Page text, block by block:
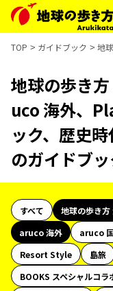
TOP ガイドブック 地
地球の歩き
uco 海外、
ック、歴史
のガイドブ
すべて 地球の歩き方
aruco 海外
aruco
Resort Style
島旅
BOOKS スペシャルコラ